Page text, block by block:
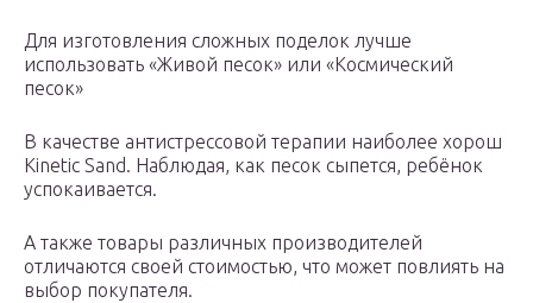
Для изготовления сложных поделок лучше
использовать «Живой песок» или «Космический
песок»
В качестве антистрессовой терапии наиболее хорош
Kinetic Sand. Наблюдая, как песок сыпется, ребёнок
успокаивается.
А также товары различных производителей
отличаются своей стоимостью, что может повлиять на
выбор покупателя.